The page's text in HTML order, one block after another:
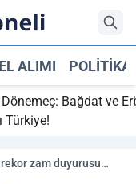
ALIMI POLITIKA
Bağdat ve Erbil
zam duyurusu